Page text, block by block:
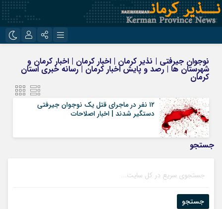
روبیکا
ایتا
مرا به خاطر بسپار
نوجوان جیرفتی | نذیر کرمان | اخبار کرمان | اخبار کرمان و
شهرستان ها | رصد و پایش اخبار کرمان | رسانه خبری استان
کرمان
۱۲ نفر در ماجرای قتل یک نوجوان جیرفتی
دستگیر شدند | اخبار اصلاحات
جستجو
جستجو